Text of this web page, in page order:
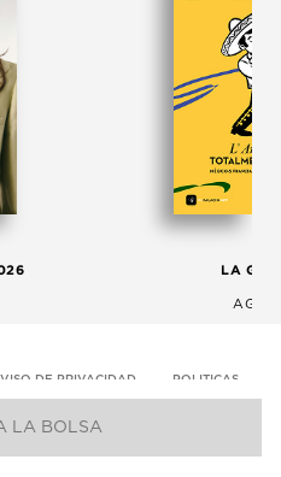
LA BOLSA
LA
DE PRIVACIDAD POLITICAS